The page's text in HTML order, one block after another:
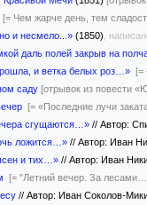
[= Чем жарче день, тем
и несмело...» (1850) ,
даль полей закрыв на
и ветка белых роз…» [=
саду [отрывок из повести
[= «Последние лучи
сгущаются…» // Автор:
ложится…» // Автор: Иван
и тих…» // Автор: Иван
[= "Летний вечер. За
// Автор: Иван Соколов-